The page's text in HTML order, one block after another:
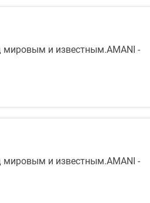
мировым и известным.AMANI -
мировым и известным.AMANI -